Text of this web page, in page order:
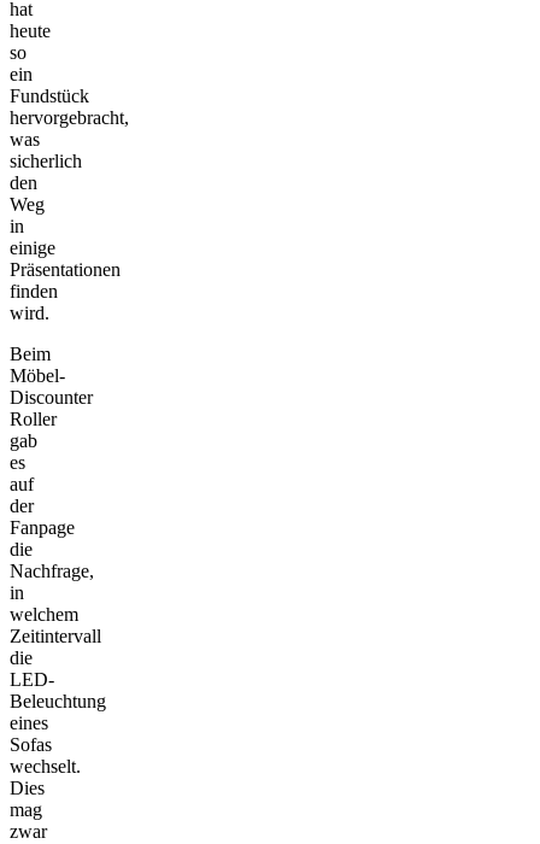
hat
heute
so
ein
Fundstück
hervorgebracht,
was
sicherlich
den
Weg
in
einige
Präsentationen
finden
wird.
Beim
Möbel-
Discounter
Roller
gab
es
auf
der
Fanpage
die
Nachfrage,
in
welchem
Zeitintervall
die
LED-
Beleuchtung
eines
Sofas
wechselt.
Dies
mag
zwar